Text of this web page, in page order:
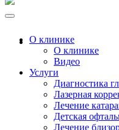
О клинике
О клинике
Видео
Услуги
Диагностика
Лазерная
Лечение
Детская
Лечение